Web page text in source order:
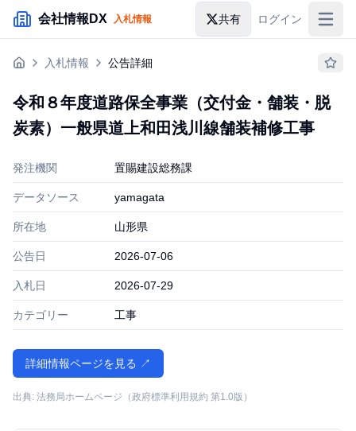
メインコンテンツにスキップ
会社情報DX 入札情報 共有 ログイン
入札情報
助成金・補助金
入札情報 公告詳細
令和８年度道路保全事業（交付金・舗装・脱
炭素）一般県道上和田浅川線舗装補修工事
発注機関 置賜建設総務課
データソース yamagata
所在地 山形県
公告日 2026-07-06
入札日 2026-07-29
カテゴリー 工事
詳細情報ページを見る ↗
出典: 法務局ホームページ（政府標準利用規約 第1.0版）